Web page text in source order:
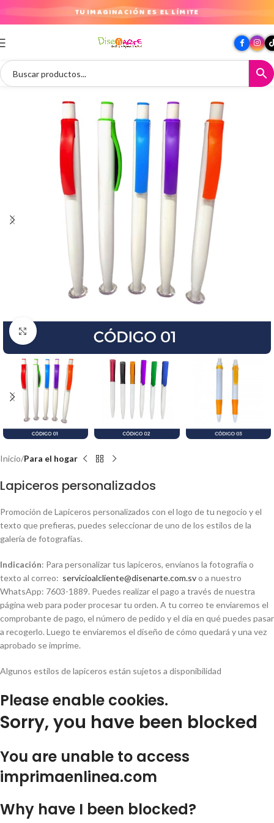
TU IMAGINACIÓN ES EL LÍMITE
Clic para ampliar
Inicio Para el hogar
Lapiceros personalizados
Promoción de Lapiceros personalizados con el logo de tu negocio y el
texto que prefieras, puedes seleccionar de uno de los estilos de la
galería de fotografías.
Indicación: Para personalizar tus lapiceros, envíanos la fotografía o
texto al correo: servicioalcliente@disenarte.com.svo a nuestro
WhatsApp: 7603-1889. Puedes realizar el pago a través de nuestra
página web para poder procesar tu orden. A tu correo te enviaremos el
comprobante de pago, el número de pedido y el día en qué puedes pasar
a recogerlo. Luego te enviaremos el diseño de cómo quedará y una vez
aprobado se imprime.
Algunos estilos de lapiceros están sujetos a disponibilidad
Please enable cookies.
Sorry, you have been blocked
You are unable to access
imprimaenlinea.com
Why have I been blocked?